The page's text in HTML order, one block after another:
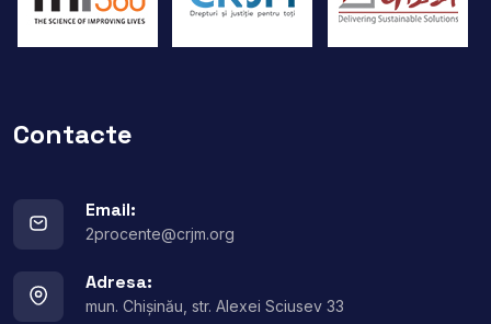
Contacte
Email:
2procente@crjm.org
Adresa:
mun. Chișinău, str. Alexei Sciusev 33